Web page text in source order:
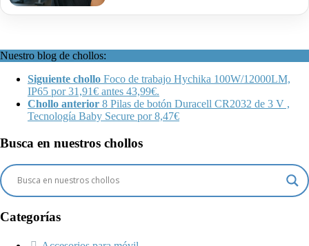
Nuestro blog de chollos:
Siguiente chollo Foco de trabajo Hychika 100W/12000LM,
IP65 por 31,91€ antes 43,99€.
Chollo anterior 8 Pilas de botón Duracell CR2032 de 3 V ,
Tecnología Baby Secure por 8,47€
Busca en nuestros chollos
Categorías